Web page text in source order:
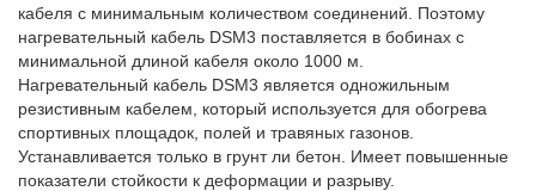
кабеля с минимальным количеством соединений. Поэтому
нагревательный кабель DSM3 поставляется в бобинах с
минимальной длиной кабеля около 1000 м.
Нагревательный кабель DSM3 является одножильным
резистивным кабелем, который используется для обогрева
спортивных площадок, полей и травяных газонов.
Устанавливается только в грунт ли бетон. Имеет повышенные
показатели стойкости к деформации и разрыву.